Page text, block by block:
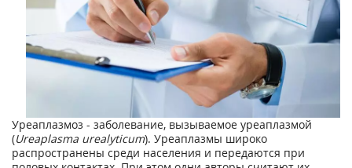
Уреаплазмоз - заболевание, вызываемое уреаплазмой
(Ureaplasma urealyticum). Уреаплазмы широко
распространены среди населения и передаются при